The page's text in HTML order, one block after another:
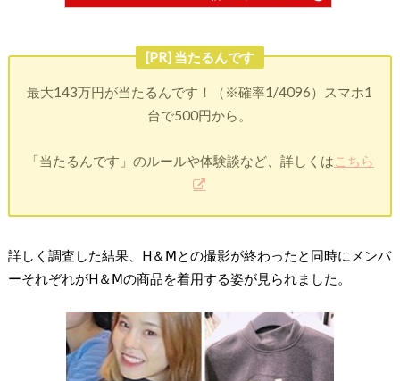
[PR] 当たるんです
最大143万円が当たるんです！（※確率1/4096）スマホ1
台で500円から。
「当たるんです」のルールや体験談など、詳しくは こちら
詳しく調査した結果、H＆Ⅿとの撮影が終わったと同時にメンバ
ーそれぞれがH＆Ⅿの商品を着用する姿が見られました。